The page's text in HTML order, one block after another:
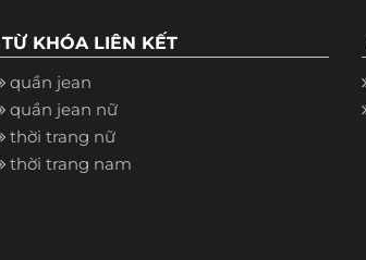
TỪ KHÓA LIÊN KẾT
quần jean
quần jean nữ
thời trang nữ
thời trang nam